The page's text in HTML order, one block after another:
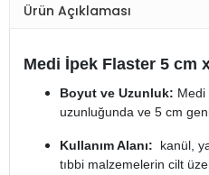
Ürün Açıklaması
Medi İpek Flaster 5 cm
Boyut ve Uzunluk: Medi
uzunluğunda ve 5 cm
Kullanım Alanı: kanül,
tıbbi malzemelerin cilt